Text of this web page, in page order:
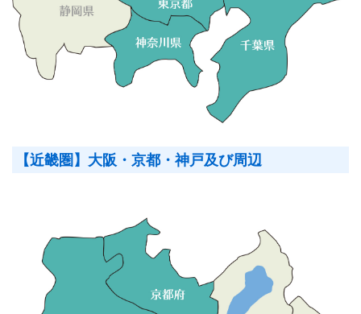
【近畿圏】大阪・京都・神戸及び周辺